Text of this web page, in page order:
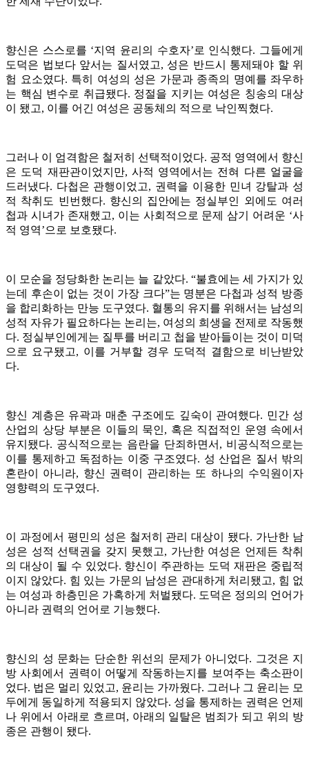
향신은 스스로를 ‘지역 윤리의 수호자’로 인식했다. 그들에게
도덕은 법보다 앞서는 질서였고, 성은 반드시 통제돼야 할 위
험 요소였다. 특히 여성의 성은 가문과 종족의 명예를 좌우하
는 핵심 변수로 취급됐다. 정절을 지키는 여성은 칭송의 대상
이 됐고, 이를 어긴 여성은 공동체의 적으로 낙인찍혔다.
그러나 이 엄격함은 철저히 선택적이었다. 공적 영역에서 향신
은 도덕 재판관이었지만, 사적 영역에서는 전혀 다른 얼굴을
드러냈다. 다첩은 관행이었고, 권력을 이용한 민녀 강탈과 성
적 착취도 빈번했다. 향신의 집안에는 정실부인 외에도 여러
첩과 시녀가 존재했고, 이는 사회적으로 문제 삼기 어려운 ‘사
적 영역’으로 보호됐다.
이 모순을 정당화한 논리는 늘 같았다. “불효에는 세 가지가 있
는데 후손이 없는 것이 가장 크다”는 명분은 다첩과 성적 방종
을 합리화하는 만능 도구였다. 혈통의 유지를 위해서는 남성의
성적 자유가 필요하다는 논리는, 여성의 희생을 전제로 작동했
다. 정실부인에게는 질투를 버리고 첩을 받아들이는 것이 미덕
으로 요구됐고, 이를 거부할 경우 도덕적 결함으로 비난받았
다.
향신 계층은 유곽과 매춘 구조에도 깊숙이 관여했다. 민간 성
산업의 상당 부분은 이들의 묵인, 혹은 직접적인 운영 속에서
유지됐다. 공식적으로는 음란을 단죄하면서, 비공식적으로는
이를 통제하고 독점하는 이중 구조였다. 성 산업은 질서 밖의
혼란이 아니라, 향신 권력이 관리하는 또 하나의 수익원이자
영향력의 도구였다.
이 과정에서 평민의 성은 철저히 관리 대상이 됐다. 가난한 남
성은 성적 선택권을 갖지 못했고, 가난한 여성은 언제든 착취
의 대상이 될 수 있었다. 향신이 주관하는 도덕 재판은 중립적
이지 않았다. 힘 있는 가문의 남성은 관대하게 처리됐고, 힘 없
는 여성과 하층민은 가혹하게 처벌됐다. 도덕은 정의의 언어가
아니라 권력의 언어로 기능했다.
향신의 성 문화는 단순한 위선의 문제가 아니었다. 그것은 지
방 사회에서 권력이 어떻게 작동하는지를 보여주는 축소판이
었다. 법은 멀리 있었고, 윤리는 가까웠다. 그러나 그 윤리는 모
두에게 동일하게 적용되지 않았다. 성을 통제하는 권력은 언제
나 위에서 아래로 흐르며, 아래의 일탈은 범죄가 되고 위의 방
종은 관행이 됐다.